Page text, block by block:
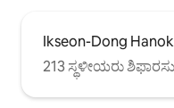
Ikseon-Dong
213 ಸ್ಥಳೀಯರು